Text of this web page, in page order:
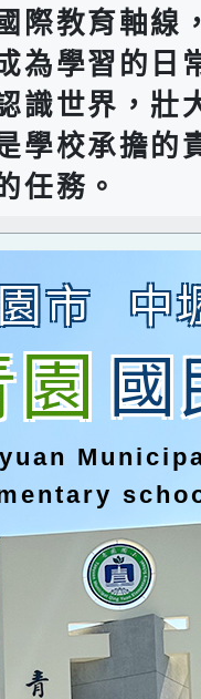
際教育軸線
為學習的日
識世界，壯
學校承擔的
任務。
市 中
國